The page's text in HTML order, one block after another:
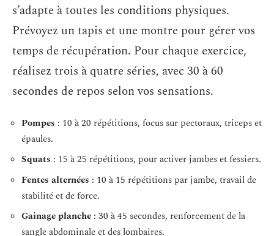
s’adapte à toutes les conditions physiques.
Prévoyez un tapis et une montre pour gérer vos
temps de récupération. Pour chaque exercice,
réalisez trois à quatre séries, avec 30 à 60
secondes de repos selon vos sensations.
Pompes : 10 à 20 répétitions, focus sur pectoraux, triceps et
épaules.
Squats : 15 à 25 répétitions, pour activer jambes et fessiers.
Fentes alternées : 10 à 15 répétitions par jambe, travail de
stabilité et de force.
Gainage planche : 30 à 45 secondes, renforcement de la
sangle abdominale et des lombaires.